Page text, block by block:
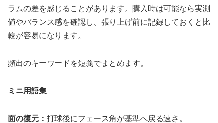
ラムの差を感じることがあります。購入時は可能なら実測
値やバランス感を確認し、張り上げ前に記録しておくと比
較が容易になります。
頻出のキーワードを短義でまとめます。
ミニ用語集
面の復元： 打球後にフェース角が基準へ戻る速さ。